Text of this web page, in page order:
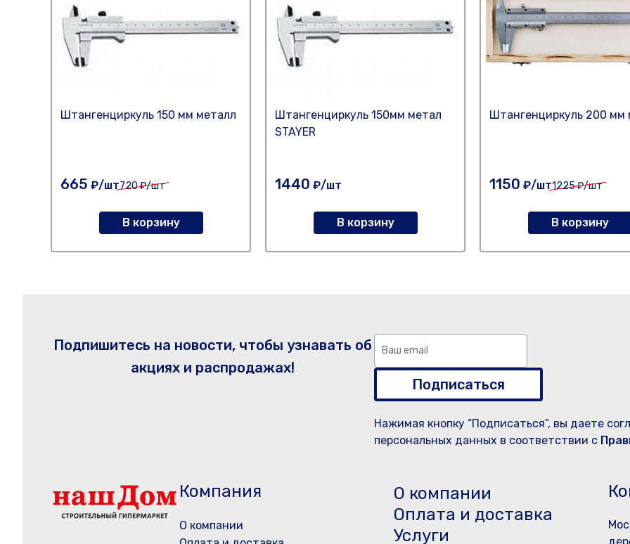
Штангенциркуль 150 мм металл
665 ₽/шт720₽/шт
В корзину
Штангенциркуль 150мм метал
STAYER
1440 ₽/шт
В корзину
Штангенциркуль 200 мм
1150 ₽/шт1225₽/шт
В корзину
Подпишитесь на новости, чтобы узнавать об
акциях и распродажах!
Подписаться
Нажимая кнопку “Подписаться”, вы даете
персональных данных в соответствии с
Компания
О компании
О компании
Оплата и доставка
Услуги